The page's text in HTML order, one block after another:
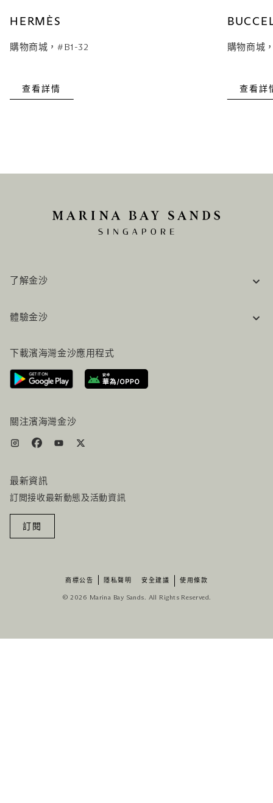
HERMÈS
購物商城，#B1-32
查看詳情
購物商城
查看詳
了解金沙
工作機會
聯絡我們
體驗金沙
行程規劃
路線指引
服務設施
下載濱海灣金沙應用程式
關注濱海灣金沙
最新資訊
訂閲接收最新動態及活動資訊
訂閱
商標公告 隱私聲明 安全建議 使用條款
© 2026 Marina Bay Sands. All Rights Reserved.